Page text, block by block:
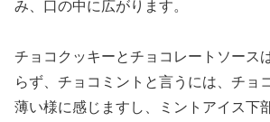
み、口の中に広がります。
チョコクッキーとチョコレートソース
らず、チョコミントと言うには、チョ
薄い様に感じますし、ミントアイス下